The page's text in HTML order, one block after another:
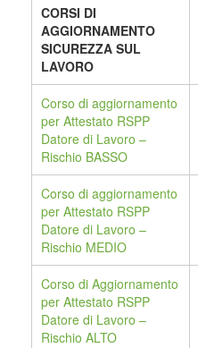
CORSI DI
AGGIORNAMENTO
SICUREZZA SUL
LAVORO
Corso di aggiornamento
per Attestato RSPP
Datore di Lavoro –
Rischio BASSO
Corso di aggiornamento
per Attestato RSPP
Datore di Lavoro –
Rischio MEDIO
Corso di Aggiornamento
per Attestato RSPP
Datore di Lavoro –
Rischio ALTO